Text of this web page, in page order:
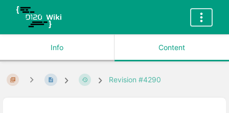
Info Content
Revision #4290